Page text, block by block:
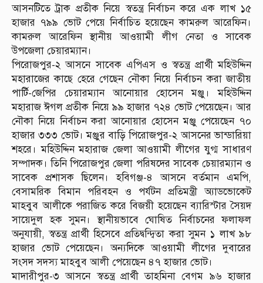
আসনটিতে ট্রাক প্রতীক নিয়ে স্বতন্ত্র নির্বাচন করে এক লাখ ১৫
হাজার ৭৯৯ ভোট পেয়ে নির্বাচিত হয়েছেন কামরুল আরেফিন।
কামরুল আরেফিন স্থানীয় আওয়ামী লীগ নেতা ও সাবেক
উপজেলা চেয়ারম্যান।
পিরোজপুর-২ আসনে সাবেক এপিএস ও স্বতন্ত্র প্রার্থী মহিউদ্দিন
মহারাজের কাছে হেরে গেছেন নৌকা নিয়ে নির্বাচন করা জাতীয়
পার্টি-জেপির চেয়ারম্যান আনোয়ার হোসেন মঞ্জু। মহিউদ্দিন
মহারাজ ঈগল প্রতীক নিয়ে ৯৯ হাজার ৭২৪ ভোট পেয়েছেন। আর
নৌকা নিয়ে নির্বাচন করা আনোয়ার হোসেন মঞ্জু পেয়েছেন ৭০
হাজার ৩৩৩ ভোট। মঞ্জুর বাড়ি পিরোজপুর-২ আসনের ভান্ডারিয়া
শহরে। মহিউদ্দিন মহারাজ জেলা আওয়ামী লীগের যুগ্ম সাধারণ
সম্পাদক। তিনি পিরোজপুর জেলা পরিষদের সাবেক চেয়ারম্যান ও
সাবেক প্রশাসক ছিলেন। হবিগঞ্জ-৪ আসনে বর্তমান এমপি,
বেসামরিক বিমান পরিবহন ও পর্যটন প্রতিমন্ত্রী অ্যাডভোকেট
মাহবুব আলীকে পরাজিত করে বিজয়ী হয়েছেন ব্যারিস্টার সৈয়দ
সায়েদুল হক সুমন। স্থানীয়ভাবে ঘোষিত নির্বাচনের ফলাফল
অনুযায়ী, স্বতন্ত্র প্রার্থী হিসেবে প্রতিদ্বন্দ্বিতা করা সুমন ১ লাখ ৯৮
হাজার ভোট পেয়েছেন। অন্যদিকে আওয়ামী লীগের দুবারের
সংসদ সদস্য মাহবুব আলী পেয়েছেন ৪৭ হাজার ভোট।
মাদারীপুর-৩ আসনে স্বতন্ত্র প্রার্থী তাহমিনা বেগম ৯৬ হাজার